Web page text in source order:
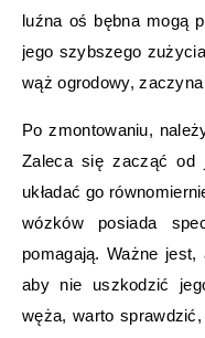
luźna oś bębna mogą
jego szybszego
wąż ogrodowy,
Po zmontowaniu,
Zaleca się zacząć od
układać go
wózków posiada
pomagają. Ważne
aby nie uszkodzić
węża, warto